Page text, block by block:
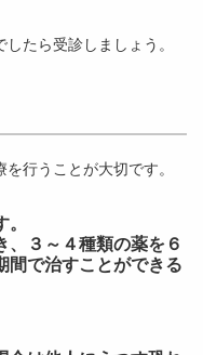
たら受診しましょう。
行うことが大切です。
３～４種類の薬を６
間で治すことができる